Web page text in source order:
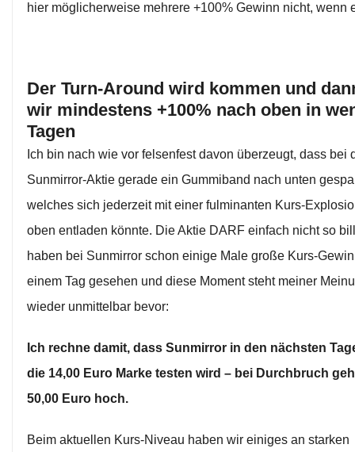
hier möglicherweise mehrere +100% Gewinn nicht, wenn
Der Turn-Around wird kommen und
wir mindestens +100% nach oben in
Tagen
Ich bin nach wie vor felsenfest davon überzeugt, dass bei
Sunmirror-Aktie gerade ein Gummiband nach unten
welches sich jederzeit mit einer fulminanten Kurs-
oben entladen könnte. Die Aktie DARF einfach nicht so
haben bei Sunmirror schon einige Male große Kurs-
einem Tag gesehen und diese Moment steht meiner
wieder unmittelbar bevor:
Ich rechne damit, dass Sunmirror in den nächsten
die 14,00 Euro Marke testen wird – bei Durchbruch
50,00 Euro hoch.
Beim aktuellen Kurs-Niveau haben wir einiges an starken